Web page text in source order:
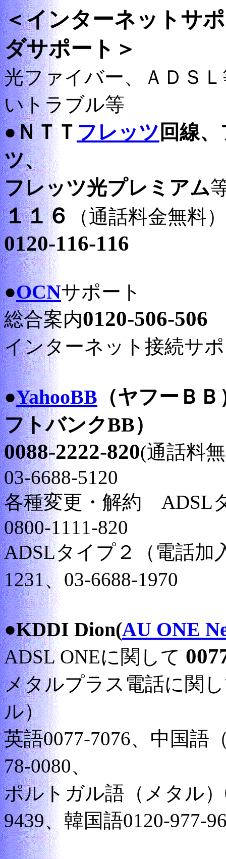
＜インターネットサ
ダサポート＞
光ファイバー、ＡＤＳ
いトラブル等
●ＮＴＴ フレッツ 回線
ツ、
フレッツ光プレミアム
１１６ （通話料金無料
0120-116-116
●OCNサポート
総合案内0120-506-506
インターネット接続サ
●YahooBB （ヤフーＢ
フトバンクBB）
0088-2222-820(通話料
03-6688-5120
各種変更・解約 ADSL
0800-1111-820
ADSLタイプ２（電話加
1231、03-6688-1970
●KDDI Dion(AU ONE
ADSL ONEに関して
メタルプラス電話に関
ル）
英語0077-7076、中国語
78-0080、
ポルトガル語（メタル）
9439、韓国語0120-977-